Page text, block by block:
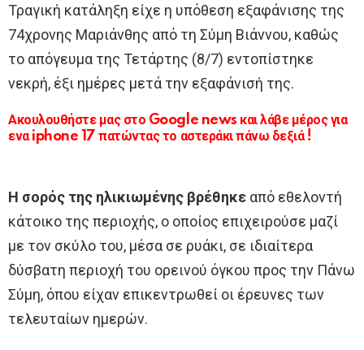
Τραγική κατάληξη είχε η υπόθεση εξαφάνισης της
74χρονης Μαριάνθης από τη Σύμη Βιάννου, καθώς
το απόγευμα της Τετάρτης (8/7) εντοπίστηκε
νεκρή, έξι ημέρες μετά την εξαφάνισή της.
Ακουλουθήστε μας στο Google news και λάβε μέρος για
ενα iphone 17 πατώντας το αστεράκι πάνω δεξιά !
Η σορός της ηλικιωμένης βρέθηκε από εθελοντή
κάτοικο της περιοχής, ο οποίος επιχειρούσε μαζί
με τον σκύλο του, μέσα σε ρυάκι, σε ιδιαίτερα
δύσβατη περιοχή του ορεινού όγκου προς την Πάνω
Σύμη, όπου είχαν επικεντρωθεί οι έρευνες των
τελευταίων ημερών.